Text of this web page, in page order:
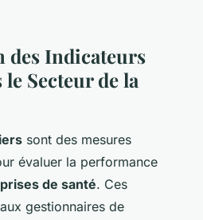
des Indicateurs
Secteur de la
sont des mesures
évaluer la performance
de santé. Ces
gestionnaires de